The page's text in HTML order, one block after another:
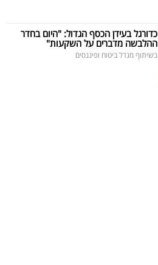
כדורגל בעידן הכסף הגדול: "היום בחדר
ההלבשה מדברים על השקעות"
בשיתוף מגדל ביטוח ופיננסים